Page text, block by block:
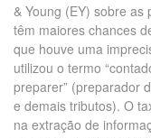
& Young (EY) sobre as
têm maiores chances
que houve uma
utilizou o termo
preparer” (preparador
e demais tributos). O
na extração de